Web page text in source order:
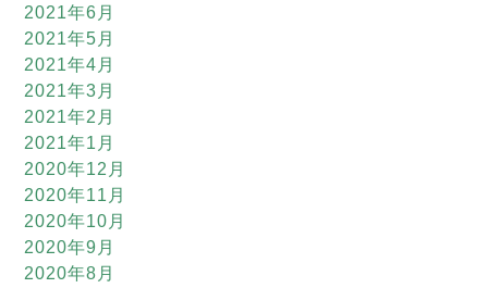
2021年6月
2021年5月
2021年4月
2021年3月
2021年2月
2021年1月
2020年12月
2020年11月
2020年10月
2020年9月
2020年8月